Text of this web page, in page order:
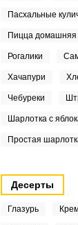
Пасхальные
Пицца домашняя
Рогалики
Хачапури
Чебуреки
Шарлотка с
Простая
Десерты
Глазурь